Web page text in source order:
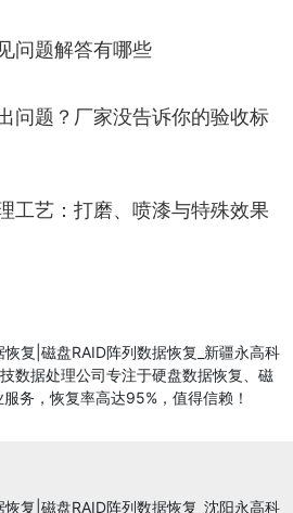
问题解答有哪些
问题？厂家没告诉你的验收标
工艺：打磨、喷漆与特殊效果
复|磁盘RAID阵列数据恢复_新疆永高科
数据处理公司专注于硬盘数据恢复、磁
务，恢复率高达95%，值得信赖！
复|磁盘RAID阵列数据恢复_沈阳永高科